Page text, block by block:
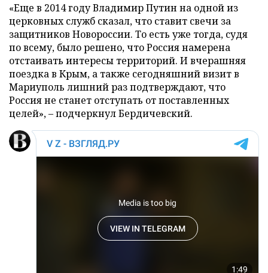
«Еще в 2014 году Владимир Путин на одной из
церковных служб сказал, что ставит свечи за
защитников Новороссии. То есть уже тогда, судя
по всему, было решено, что Россия намерена
отстаивать интересы территорий. И вчерашняя
поездка в Крым, а также сегодняшний визит в
Мариуполь лишний раз подтверждают, что
Россия не станет отступать от поставленных
целей», – подчеркнул Бердичевский.